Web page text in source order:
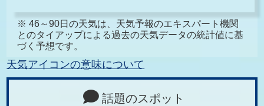
※ 46～90日の天気は、天気予報のエキスパート機関
とのタイアップによる過去の天気データの統計値に基
づく予想です。
天気アイコンの意味について
話題のスポット